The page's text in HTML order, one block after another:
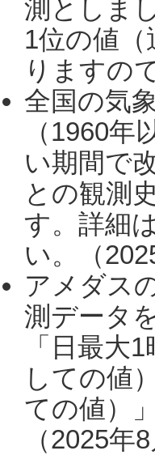
測としま
1位の値
りますの
全国の気
（1960
い期間で
との観測
す。詳細
い。（
アメダス
測データ
「日最大
しての値
ての値）
（2025年